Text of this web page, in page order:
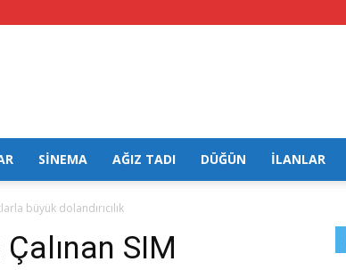
SİNEMA AĞIZ TADI DÜĞÜN İLANLAR
büyük dolandırıcılık
Çalınan SIM